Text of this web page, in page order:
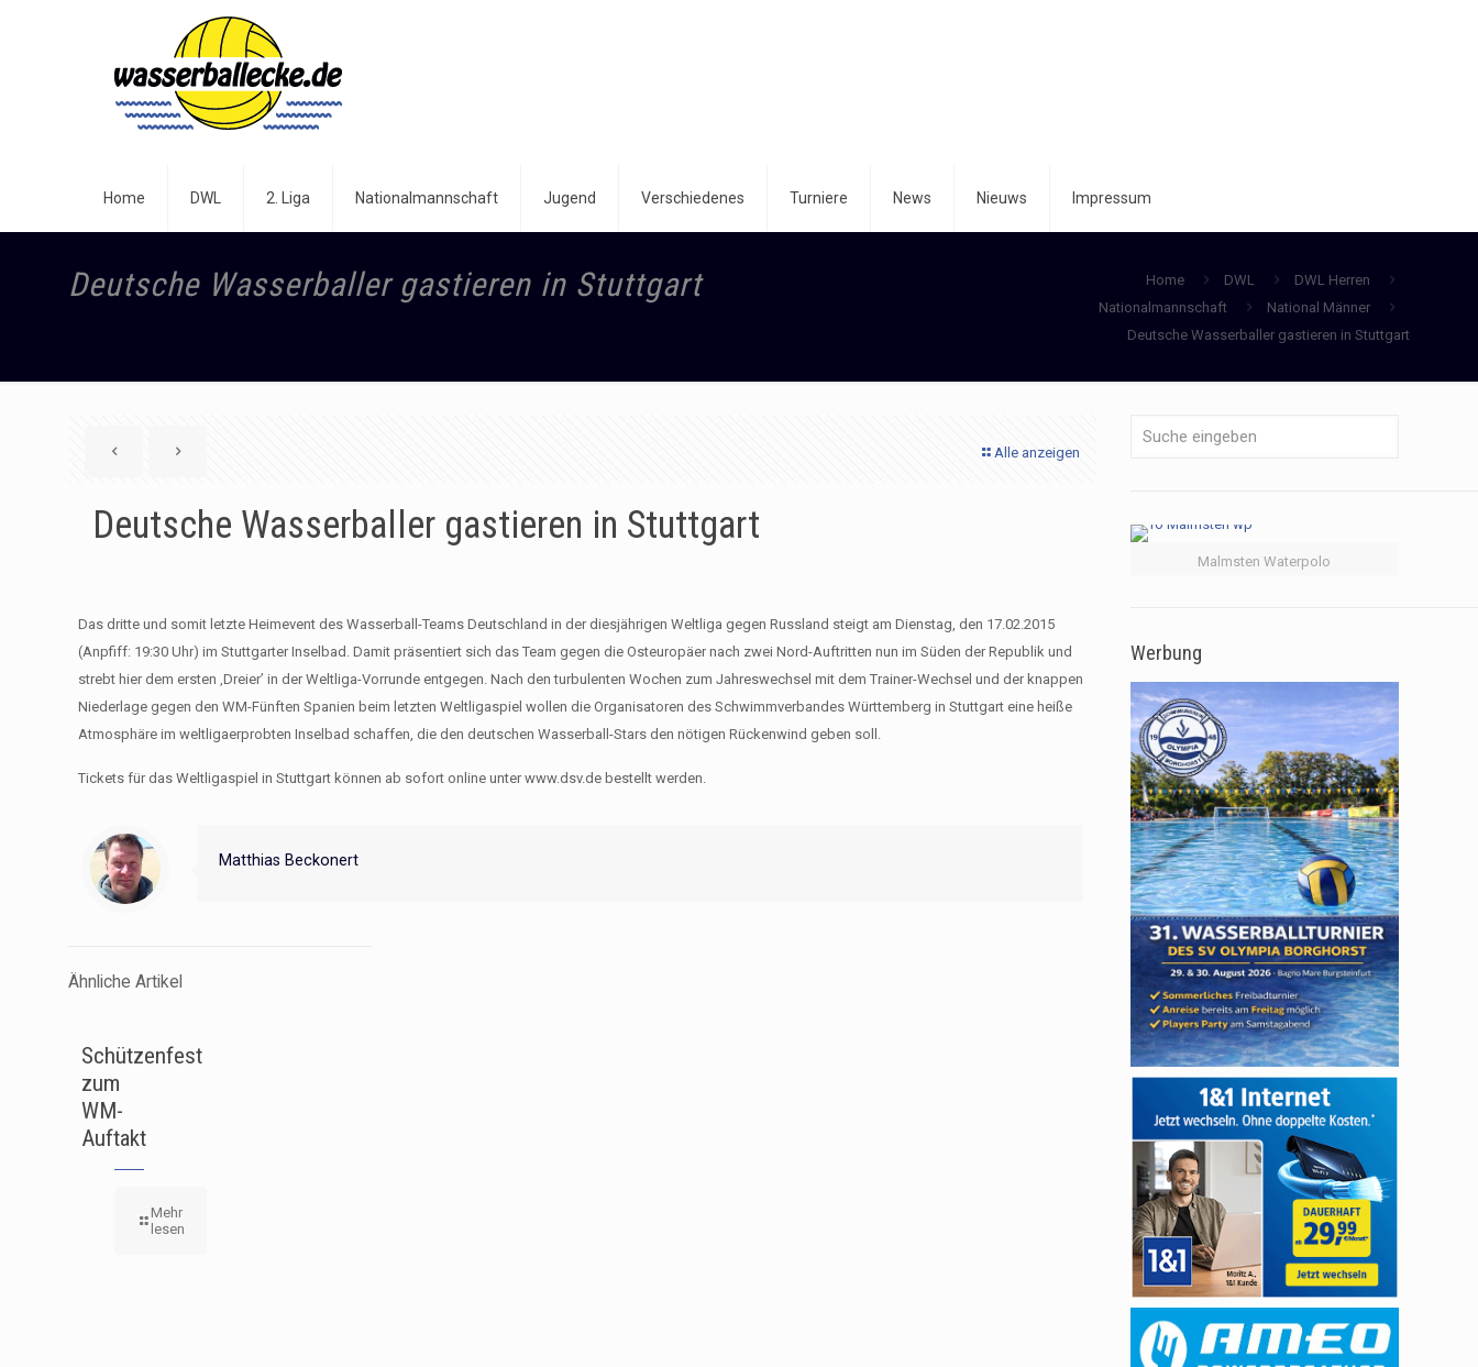
Home DWL 2. Liga Nationalmannschaft Jugend Verschiedenes Turniere News Nieuws Impressum
Deutsche Wasserballer gastieren in Stuttgart Home DWL
DWL Herren
Nationalmannschaft
National Männer
Deutsche Wasserballer gastieren in Stuttgart
Alle anzeigen
Deutsche Wasserballer gastieren in Stuttgart
Das dritte und somit letzte Heimevent des Wasserball-Teams Deutschland in der diesjährigen Weltliga gegen Russland steigt am Dienstag, den 17.02.2015
(Anpfiff: 19:30 Uhr) im Stuttgarter Inselbad. Damit präsentiert sich das Team gegen die Osteuropäer nach zwei Nord-Auftritten nun im Süden der Republik und
strebt hier dem ersten ‚Dreier’ in der Weltliga-Vorrunde entgegen. Nach den turbulenten Wochen zum Jahreswechsel mit dem Trainer-Wechsel und der knappen
Niederlage gegen den WM-Fünften Spanien beim letzten Weltligaspiel wollen die Organisatoren des Schwimmverbandes Württemberg in Stuttgart eine heiße
Atmosphäre im weltligaerprobten Inselbad schaffen, die den deutschen Wasserball-Stars den nötigen Rückenwind geben soll.
Tickets für das Weltligaspiel in Stuttgart können ab sofort online unter www.dsv.de bestellt werden.
Matthias Beckonert
Ähnliche Artikel
Schützenfest
zum
WM-
Auftakt
Mehr
lesen
Malmsten Waterpolo
Werbung